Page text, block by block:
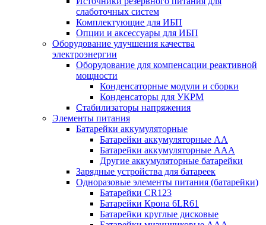
слаботочных систем
Комплектующие для ИБП
Опции и аксессуары для ИБП
Оборудование улучшения качества
электроэнергии
Оборудование для компенсации реактивной
мощности
Конденсаторные модули и сборки
Конденсаторы для УКРМ
Стабилизаторы напряжения
Элементы питания
Батарейки аккумуляторные
Батарейки аккумуляторные АА
Батарейки аккумуляторные ААА
Другие аккумуляторные батарейки
Зарядные устройства для батареек
Одноразовые элементы питания (батарейки)
Батарейки CR123
Батарейки Крона 6LR61
Батарейки круглые дисковые